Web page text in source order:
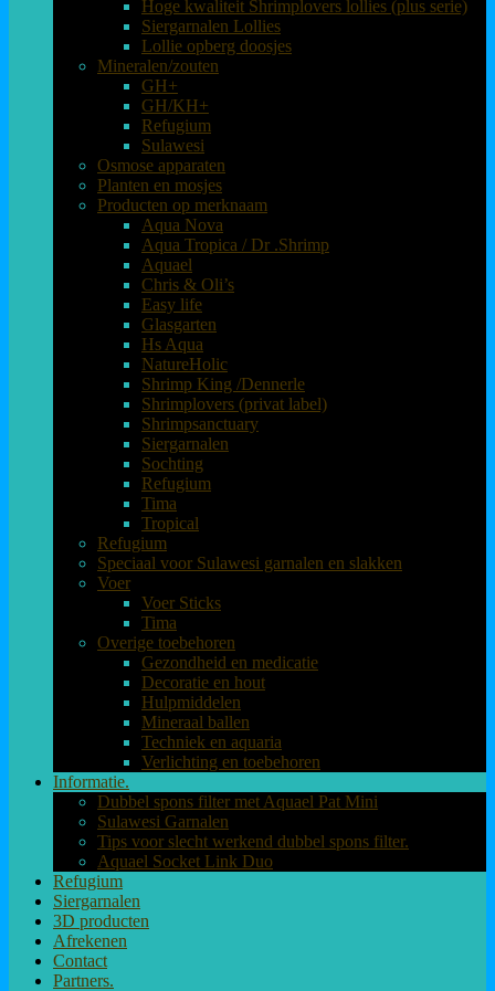
Hoge kwaliteit Shrimplovers lollies (plus serie)
Siergarnalen Lollies
Lollie opberg doosjes
Mineralen/zouten
GH+
GH/KH+
Refugium
Sulawesi
Osmose apparaten
Planten en mosjes
Producten op merknaam
Aqua Nova
Aqua Tropica / Dr .Shrimp
Aquael
Chris & Oli’s
Easy life
Glasgarten
Hs Aqua
NatureHolic
Shrimp King /Dennerle
Shrimplovers (privat label)
Shrimpsanctuary
Siergarnalen
Sochting
Refugium
Tima
Tropical
Refugium
Speciaal voor Sulawesi garnalen en slakken
Voer
Voer Sticks
Tima
Overige toebehoren
Gezondheid en medicatie
Decoratie en hout
Hulpmiddelen
Mineraal ballen
Techniek en aquaria
Verlichting en toebehoren
Informatie.
Dubbel spons filter met Aquael Pat Mini
Sulawesi Garnalen
Tips voor slecht werkend dubbel spons filter.
Aquael Socket Link Duo
Refugium
Siergarnalen
3D producten
Afrekenen
Contact
Partners.